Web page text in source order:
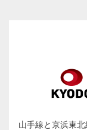
山手線と京浜東